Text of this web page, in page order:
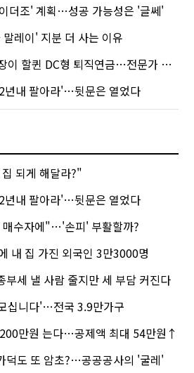
더조' 계획…성공 가능성은 '글쎄'
레이' 지분 더 사는 이유
할퀸 DC형 퇴직연금…전문가 조언은
년내 팔아라'…뒷문은 열었다
되게 해달라?"
년내 팔아라'…뒷문은 열었다
매수자에"…'손피' 부활할까?
내 집 가진 외국인 3만3000명
부세 낼 사람 줄지만 세 부담 커진다
십니다'…전국 3.9만가구
만원 는다…공제액 최대 54만원↑
덕도 또 암초?…공공공사의 '굴레'